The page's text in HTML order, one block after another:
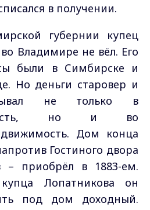
в получении.
губернии купец
Владимире не вёл. Его
были в Симбирске и
Но деньги старовер и
не только в
но и во
Дом конца
Гостиного двора
– приобрёл в 1883-ем.
Лопатникова он
под дом доходный.